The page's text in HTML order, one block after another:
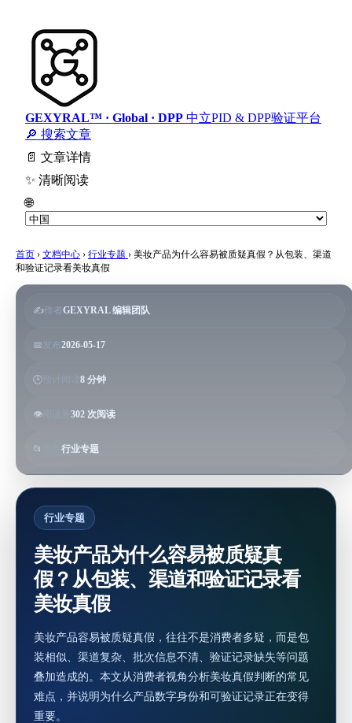
GEXYRAL™ · Global · DPP 中立PID & DPP验证平台
🔎 搜索文章
📄 文章详情
✨ 清晰阅读
🌐
首页 › 文档中心 › 行业专题 › 美妆产品为什么容易被质疑真假？从包装、渠道
和验证记录看美妆真假
✍️作者GEXYRAL 编辑团队
📅发布2026-05-17
🕒 预计阅读8 分钟
👁️ 302 次阅读
📂 行业专题
行业专题
美妆产品为什么容易被质疑真
假？从包装、渠道和验证记录看
美妆真假
美妆产品容易被质疑真假，往往不是消费者多疑，而是包
装相似、渠道复杂、批次信息不清、验证记录缺失等问题
叠加造成的。本文从消费者视角分析美妆真假判断的常见
难点，并说明为什么产品数字身份和可验证记录正在变得
重要。